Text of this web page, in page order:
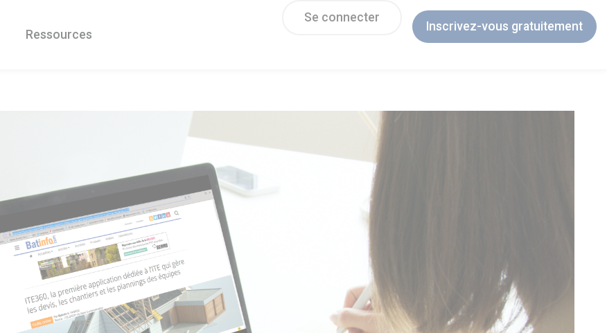
Ressources
Se connecter
Inscrivez-vous gratuitement